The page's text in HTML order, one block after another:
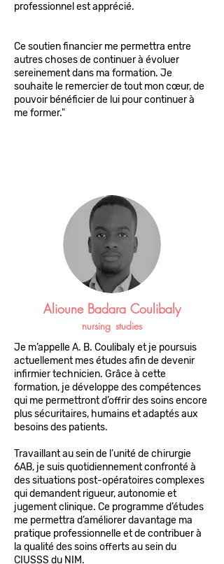
professionnel est apprécié.
Ce soutien financier me permettra entre
autres choses de continuer à évoluer
sereinement dans ma formation. Je
souhaite le remercier de tout mon cœur, de
pouvoir bénéficier de lui pour continuer à
me former."
Alioune Badara Coulibaly
nursing studies
Je m’appelle A. B. Coulibaly et je poursuis
actuellement mes études afin de devenir
infirmier technicien. Grâce à cette
formation, je développe des compétences
qui me permettront d’offrir des soins encore
plus sécuritaires, humains et adaptés aux
besoins des patients.
Travaillant au sein de l’unité de chirurgie
6AB, je suis quotidiennement confronté à
des situations post-opératoires complexes
qui demandent rigueur, autonomie et
jugement clinique. Ce programme d’études
me permettra d’améliorer davantage ma
pratique professionnelle et de contribuer à
la qualité des soins offerts au sein du
CIUSSS du NIM.